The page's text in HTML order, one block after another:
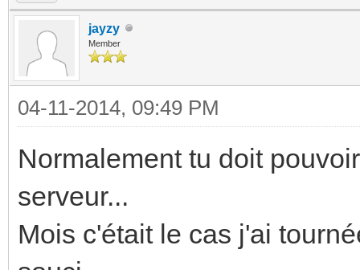
jayzy
Member
04-11-2014, 09:49 PM
Normalement tu doit
serveur...
Mois c'était le cas j'ai